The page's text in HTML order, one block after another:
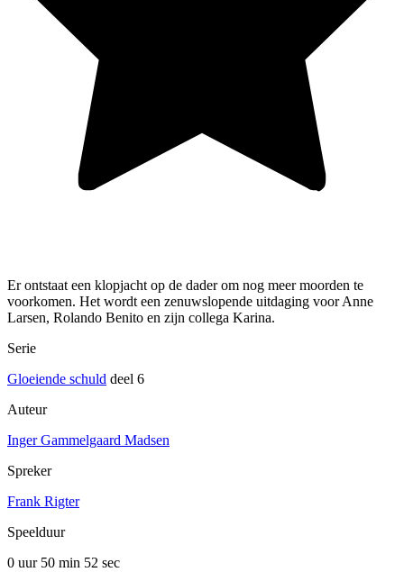
Er ontstaat een klopjacht op de dader om nog meer moorden te
voorkomen. Het wordt een zenuwslopende uitdaging voor Anne
Larsen, Rolando Benito en zijn collega Karina.
Serie
Gloeiende schuld deel 6
Auteur
Inger Gammelgaard Madsen
Spreker
Frank Rigter
Speelduur
0 uur 50 min 52 sec